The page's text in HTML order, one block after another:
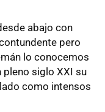
abajo con
pero
lo conocemos
siglo XXI su
como intensos